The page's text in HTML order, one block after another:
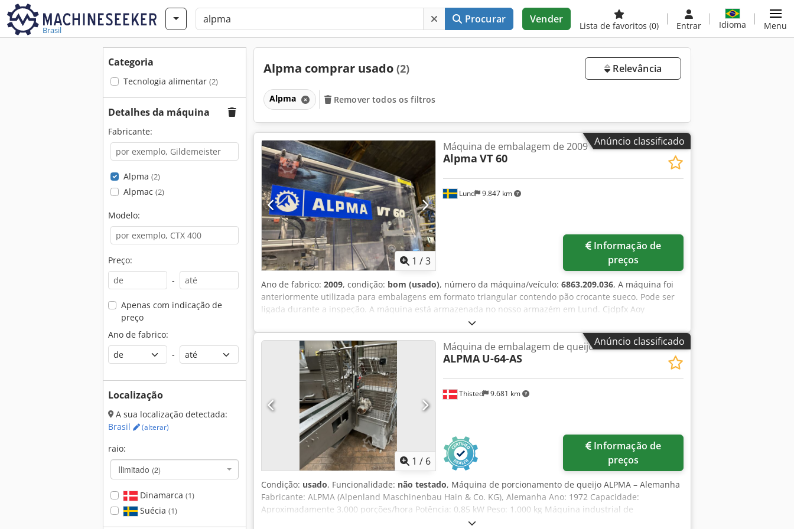
Brasil
Procurar Vender
Lista de favoritos (0) Entrar Idioma Menu
Categoria
Tecnologia alimentar (2)
Detalhes da máquina
Fabricante:
Alpma (2)
Alpmac (2)
Modelo:
Preço:
-
Apenas com indicação de
preço
Ano de fabrico:
-
Localização
A sua localização detectada:
Brasil
(alterar)
raio:
Ilimitado (2)
Dinamarca (1)
Suécia (1)
Alpma comprar usado (2) Relevância
Alpma Remover todos os filtros
Anúncio classificado
1 /3
Lund 9.847 km
Máquina de embalagem de 2009
Alpma VT 60
preços
Ano de fabrico: 2009, condição: bom (usado), número da máquina/veículo: 6863.209.036, A máquina foi
anteriormente utilizada para embalagens em formato triangular contendo pão crocante sueco. Pode ser
ligada durante a inspeção. A máquina está armazenada no nosso armazém em Lund. Cjdpfx Aoy
Anúncio classificado
1 / 6
Thisted 9.681 km
Máquina de embalagem de queijo
ALPMA U-64-AS
preços
Condição: usado, Funcionalidade: não testado, Máquina de porcionamento de queijo ALPMA – Alemanha
Fabricante: ALPMA (Alpenland Maschinenbau Hain & Co. KG), Alemanha Ano: 1972 Capacidade:
Aproximadamente 3.000 porções/hora Potência: 0,85 kW Peso: 1.000 kg Máquina industrial de
porcionamento de queijo e manteiga fabricada pela ALPMA, projetada para cortar blocos em porções